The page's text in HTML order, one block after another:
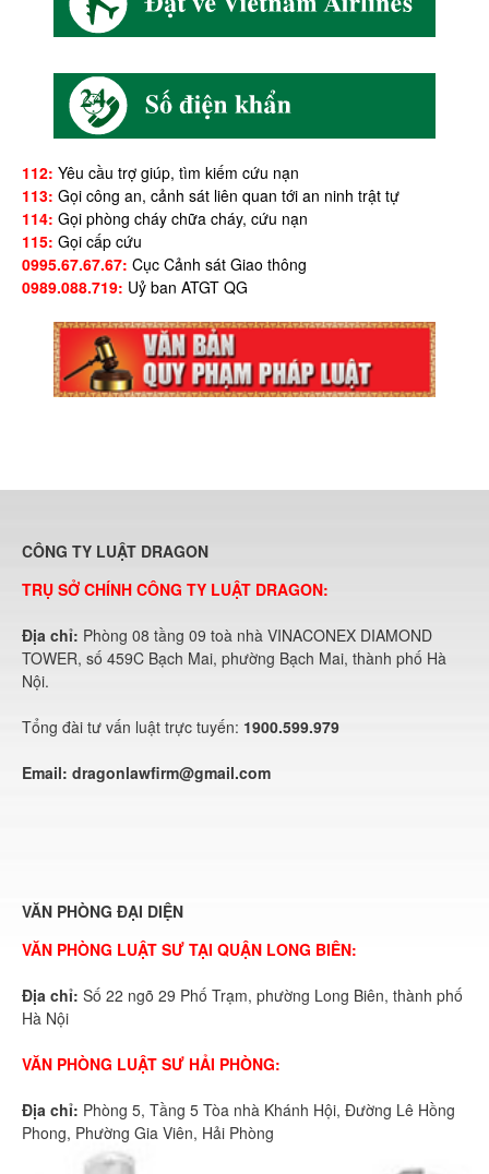
112: Yêu cầu trợ giúp, tìm kiếm cứu nạn
113: Gọi công an, cảnh sát liên quan tới an ninh trật tự
114: Gọi phòng cháy chữa cháy, cứu nạn
115: Gọi cấp cứu
0995.67.67.67: Cục Cảnh sát Giao thông
0989.088.719: Uỷ ban ATGT QG
CÔNG TY LUẬT DRAGON
TRỤ SỞ CHÍNH CÔNG TY LUẬT DRAGON:
Địa chỉ: Phòng 08 tầng 09 toà nhà VINACONEX DIAMOND
TOWER, số 459C Bạch Mai, phường Bạch Mai, thành phố Hà
Nội.
Tổng đài tư vấn luật trực tuyến: 1900.599.979
Email: dragonlawfirm@gmail.com
VĂN PHÒNG ĐẠI DIỆN
VĂN PHÒNG LUẬT SƯ TẠI QUẬN LONG BIÊN:
Địa chỉ: Số 22 ngõ 29 Phố Trạm, phường Long Biên, thành phố
Hà Nội
VĂN PHÒNG LUẬT SƯ HẢI PHÒNG:
Địa chỉ: Phòng 5, Tầng 5 Tòa nhà Khánh Hội, Đường Lê Hồng
Phong, Phường Gia Viên, Hải Phòng